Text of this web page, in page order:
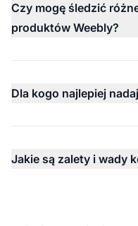
Czy mogę śledzić
produktów Weebly?
Dla kogo najlepiej
Jakie są zalety i wady